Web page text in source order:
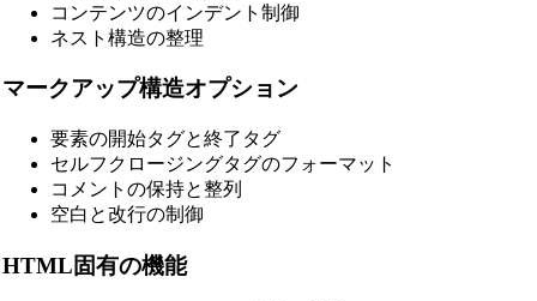
コンテンツのインデント制御
ネスト構造の整理
マークアップ構造オプション
要素の開始タグと終了タグ
セルフクロージングタグのフォーマット
コメントの保持と整列
空白と改行の制御
HTML固有の機能